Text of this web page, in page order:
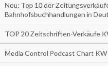
Neu: Top 10 der
Bahnhofsbuchhandlungen in
TOP 20 Zeitschriften-Verkäufe
Media Control Podcast Chart KW